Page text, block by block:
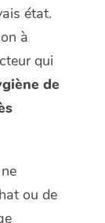
état.
à
qui
de
ou de